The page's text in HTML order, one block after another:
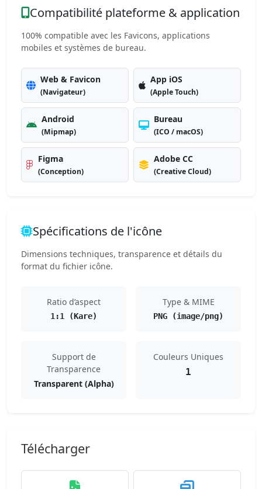
Compatibilité plateforme & application
100% compatible avec les Favicons, applications
mobiles et systèmes de bureau.
Web & Favicon
(Navigateur)
App iOS
(Apple Touch)
Android
(Mipmap)
Bureau
(ICO / macOS)
Figma
(Conception)
Adobe CC
(Creative Cloud)
Spécifications de l'icône
Dimensions techniques, transparence et détails du
format du fichier icône.
Ratio d’aspect
1:1 (Kare)
Type & MIME
PNG (image/png)
Support de
Transparence
Transparent (Alpha)
Couleurs Uniques
1
Télécharger